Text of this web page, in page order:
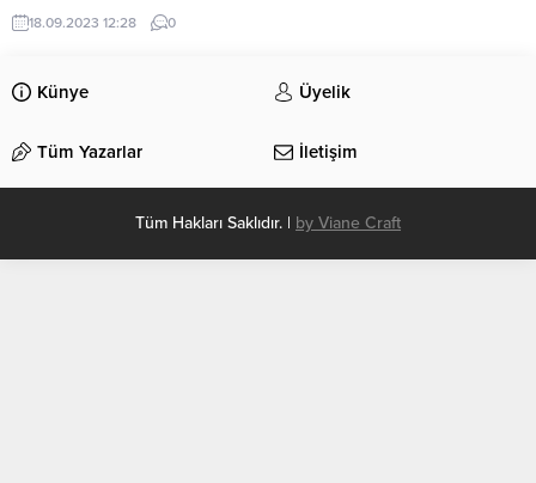
düzenleme sayfasında “Özet”
bölümünden eklenebilir. Özet
olarak bu şekilde gösterilir,
eklenmemişse bu alan boş kalır.
18.09.2023 12:28 0
Künye Üyelik
Tüm Yazarlar İletişim
Tüm Hakları Saklıdır. | by Viane Craft